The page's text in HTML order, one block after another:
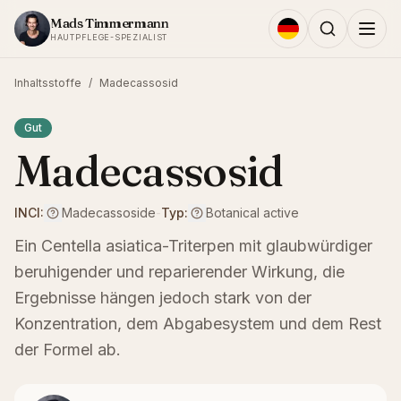
Zum Inhalt springen
Mads Timmermann
HAUTPFLEGE-SPEZIALIST
Inhaltsstoffe / Madecassosid
Gut
Madecassosid
INCI: Madecassoside-Typ: Botanical active
Ein Centella asiatica-Triterpen mit glaubwürdiger
beruhigender und reparierender Wirkung, die
Ergebnisse hängen jedoch stark von der
Konzentration, dem Abgabesystem und dem Rest
der Formel ab.